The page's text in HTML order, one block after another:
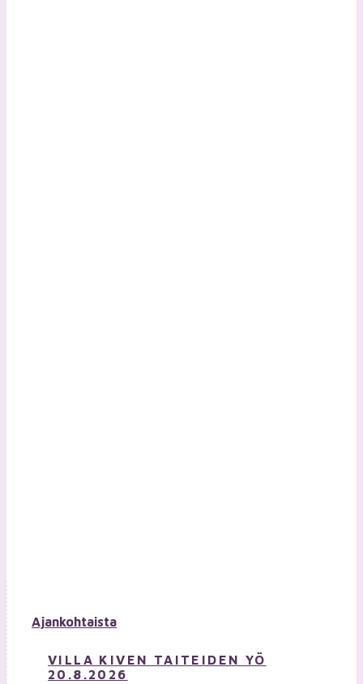
Ajankohtaista
VILLA KIVEN TAITEIDEN YÖ
20.8.2026